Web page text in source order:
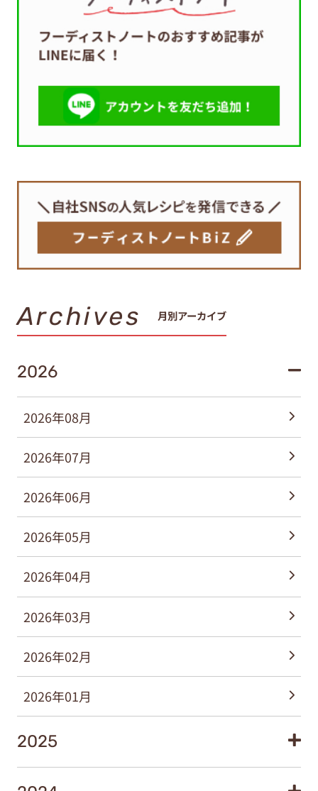
Archives 月別アーカイブ
2026
2026年08月
2026年07月
2026年06月
2026年05月
2026年04月
2026年03月
2026年02月
2026年01月
2025